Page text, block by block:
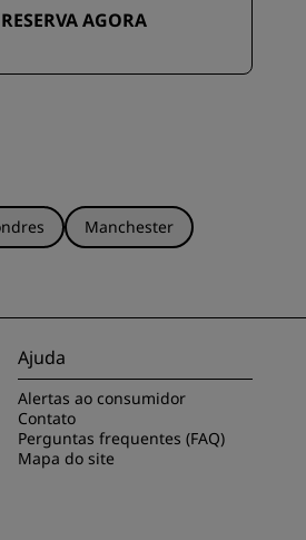
AGORA
Manchester
Ajuda
Alertas ao consumidor
Contato
Perguntas frequentes (FAQ)
Mapa do site